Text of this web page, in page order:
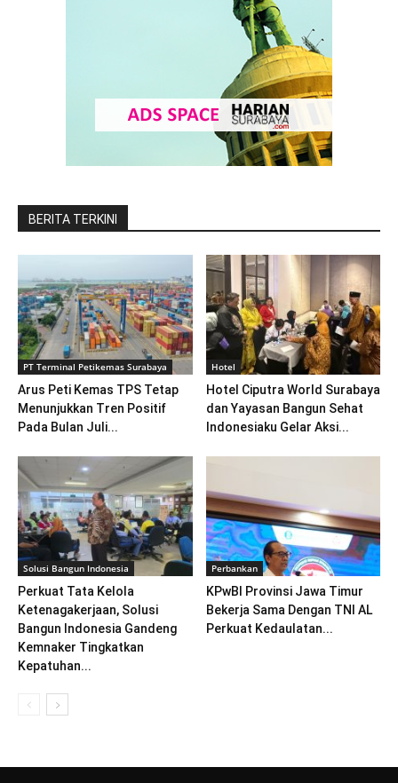
BERITA TERKINI
PT Terminal Petikemas Surabaya
Arus Peti Kemas TPS Tetap
Menunjukkan Tren Positif
Pada Bulan Juli...
Hotel
Hotel Ciputra World Surabaya
dan Yayasan Bangun Sehat
Indonesiaku Gelar Aksi...
Solusi Bangun Indonesia
Perkuat Tata Kelola
Ketenagakerjaan, Solusi
Bangun Indonesia Gandeng
Kemnaker Tingkatkan
Kepatuhan...
Perbankan
KPwBI Provinsi Jawa Timur
Bekerja Sama Dengan TNI AL
Perkuat Kedaulatan...